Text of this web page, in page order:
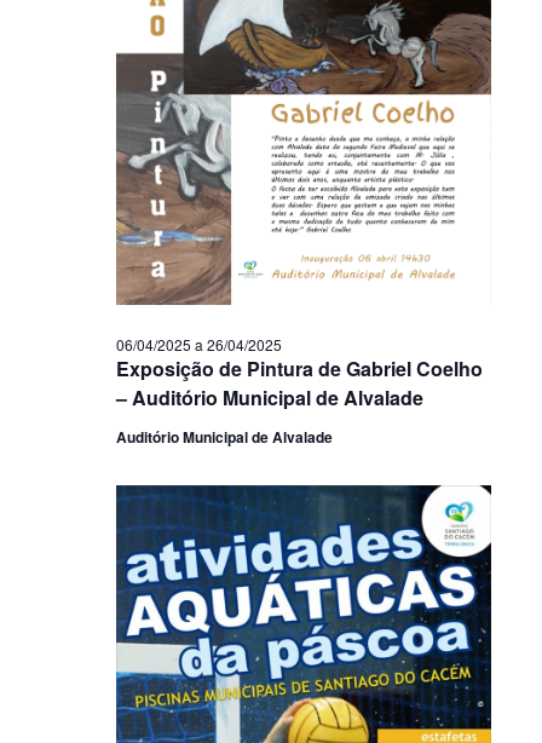
Exposição de Pintura de Gabriel Coelho
– Auditório Municipal de Alvalade
06/04/2025 a 26/04/2025
Auditório Municipal de Alvalade